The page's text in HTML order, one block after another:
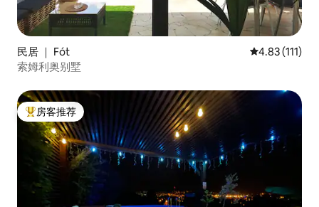
民居 ｜ Fót 平均评分 4.83
4.83 (111)
索姆利奥别墅
热门「房客推荐」
房客推荐